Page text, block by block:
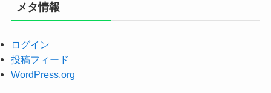
メタ情報
ログイン
投稿フィード
WordPress.org